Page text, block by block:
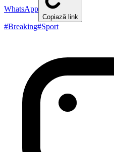
WhatsApp
Copiază link
#Breaking#Sport